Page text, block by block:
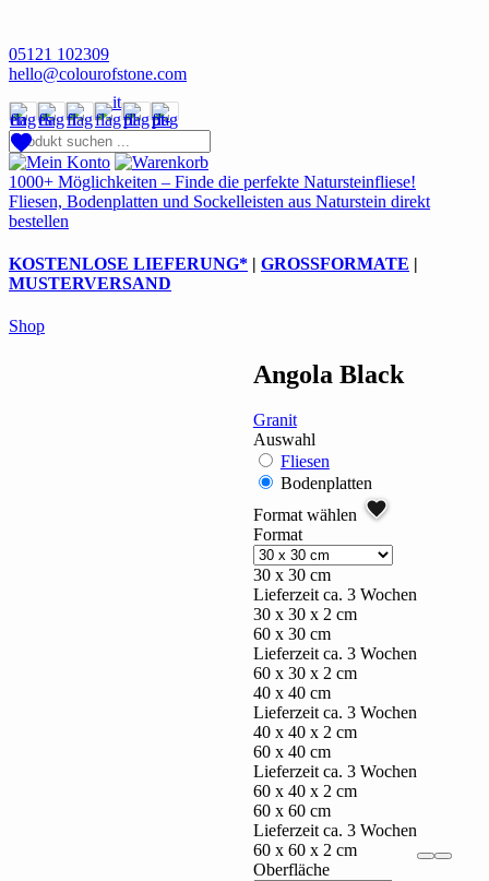
05121 102309
hello@colourofstone.com
1000+ Möglichkeiten – Finde die perfekte Natursteinfliese!
Fliesen, Bodenplatten und Sockelleisten aus Naturstein direkt
bestellen
KOSTENLOSE LIEFERUNG* | GROSSFORMATE |
MUSTERVERSAND
Shop
Angola Black
Granit
Auswahl
Fliesen
Bodenplatten
Format wählen
Format
30 x 30 cm
Lieferzeit ca. 3 Wochen
30 x 30 x 2 cm
60 x 30 cm
Lieferzeit ca. 3 Wochen
60 x 30 x 2 cm
40 x 40 cm
Lieferzeit ca. 3 Wochen
40 x 40 x 2 cm
60 x 40 cm
Lieferzeit ca. 3 Wochen
60 x 40 x 2 cm
60 x 60 cm
Lieferzeit ca. 3 Wochen
60 x 60 x 2 cm
Oberfläche